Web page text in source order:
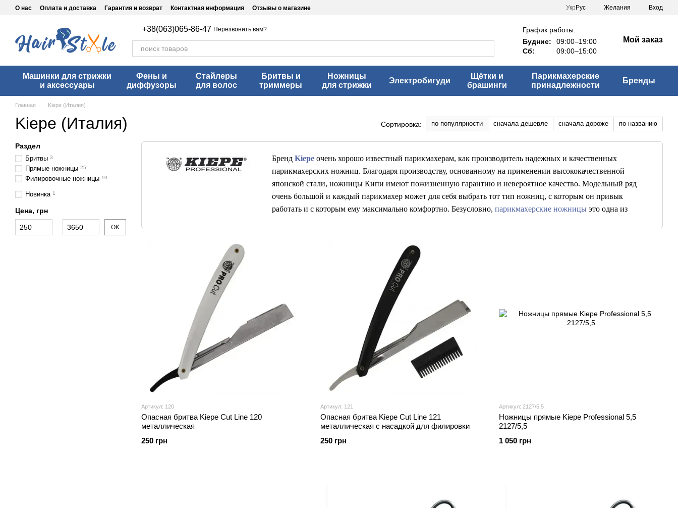
Перейти к основному контенту
О нас Оплата и доставка Гарантия и возврат Контактная информация Отзывы о магазине Укр Рус Желания Вход
+38(063)065-86-47 Перезвонить вам?
График работы:
Будние:
09:00–19:00
Сб:
09:00–15:00
Мой заказ
Машинки для стрижки
и аксессуары
Фены и
диффузоры
Стайлеры
для волос
Бритвы и
триммеры
Ножницы
для стрижки
Электробигуди
Щётки и
брашинги
Парикмахерские
принадлежности
Бренды
Главная Kiepe (Италия)
Kiepe (Италия) Сортировка: по популярности сначала дешевле сначала дороже по названию
Бренд Kiepe очень хорошо известный парикмахерам, как производитель надежных и качественных
парикмахерских ножниц. Благодаря производству, основанному на применении высококачественной
японской стали, ножницы Кипи имеют пожизненную гарантию и невероятное качество. Модельный ряд
очень большой и каждый парикмахер может для себя выбрать тот тип ножниц, с которым он привык
работать и с которым ему максимально комфортно. Безусловно, парикмахерские ножницы это одна из
целый спектр различной парикмахерской продукции, включая различный электроинструмент для укладки
волос. Профессиональные фены для волос Kiepe это достаточно интересная продукция как для
профессионального парикмахера, так и для бытового пользователя. Не только благодаря большому
ассортименту и разнообразным свежим цветам, но и наличием хороших технологичных моделей, эти фены
смогут Вас порадовать как в работе, так и дома. Умеренная цена на фены делает их очень привлекательными
для потребителя.
Стоит отметить, что Kiepe специализируются и на производстве парикмахерских аксессуаров. Различные
брашинги, резинки, пружинки, расчески – у этого производителя можно найти практически все. Очень
популярные термобраши Кипи пользуются большим спросом. Уникальный дизайн в сочетании с
применением высококачественных материалов, таких как турмалин, позволили завоевать сердца многих
Артикул: 120
Опасная бритва Kiepe Cut Line 120
металлическая
250 грн
Артикул: 121
Опасная бритва Kiepe Cut Line 121
металлическая с насадкой для филировки
250 грн
Артикул: 2127/5,5
Ножницы прямые Kiepe Professional 5,5
2127/5,5
1 050 грн
Раздел
Бритвы 3
Прямые ножницы 25
Филировочные ножницы 10
Новинка 1
Цена, грн
От Цена, грн
До Цена, грн OK